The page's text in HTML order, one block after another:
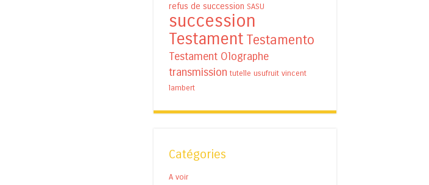
refus de succession SASU
succession
Testament Testamento
Testament Olographe
transmission tutelle usufruit vincent
lambert
Catégories
A voir